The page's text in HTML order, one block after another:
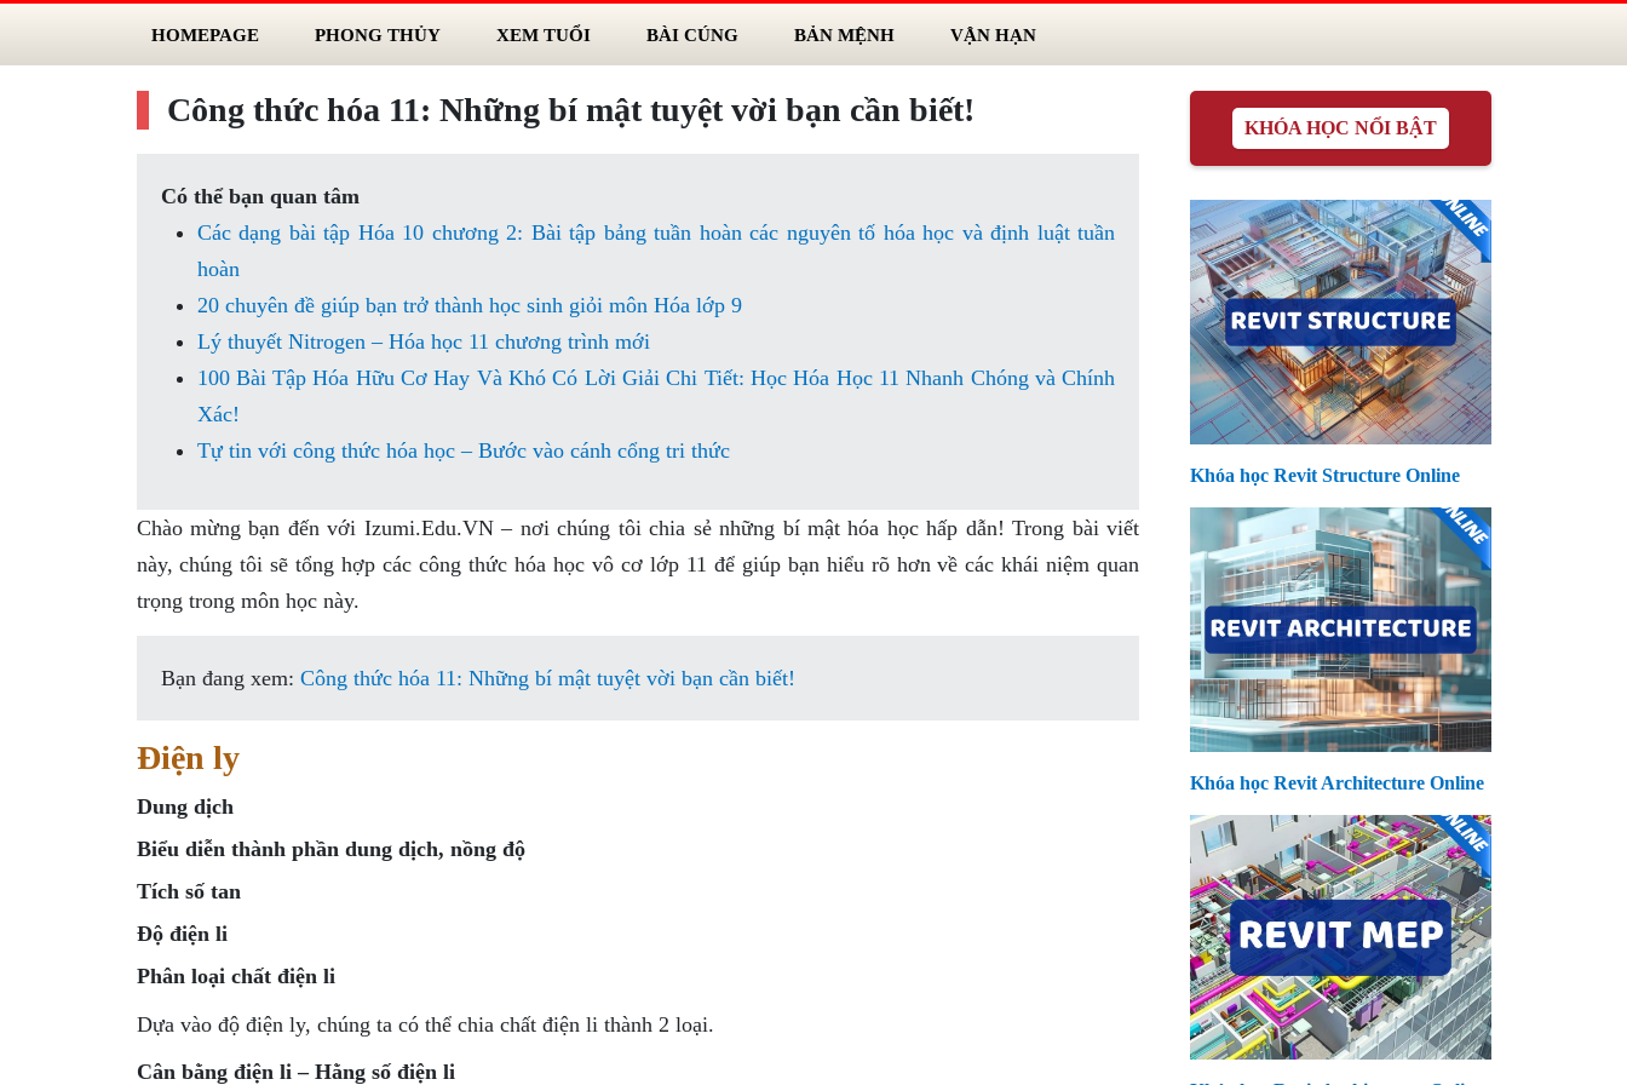
HOMEPAGE PHONG THỦY XEM TUỔI BÀI CÚNG BẢN MỆNH VẬN HẠN
Công thức hóa 11: Những bí mật tuyệt vời bạn cần biết!
Có thể bạn quan tâm
Các dạng bài tập Hóa 10 chương 2: Bài tập bảng tuần hoàn các nguyên tố hóa học và định luật tuần
hoàn
20 chuyên đề giúp bạn trở thành học sinh giỏi môn Hóa lớp 9
Lý thuyết Nitrogen – Hóa học 11 chương trình mới
100 Bài Tập Hóa Hữu Cơ Hay Và Khó Có Lời Giải Chi Tiết: Học Hóa Học 11 Nhanh Chóng và Chính
Xác!
Tự tin với công thức hóa học – Bước vào cánh cổng tri thức
Chào mừng bạn đến với Izumi.Edu.VN – nơi chúng tôi chia sẻ những bí mật hóa học hấp dẫn! Trong bài viết
này, chúng tôi sẽ tổng hợp các công thức hóa học vô cơ lớp 11 để giúp bạn hiểu rõ hơn về các khái niệm quan
trọng trong môn học này.
Bạn đang xem: Công thức hóa 11: Những bí mật tuyệt vời bạn cần biết!
Điện ly
Dung dịch
Biểu diễn thành phần dung dịch, nồng độ
Tích số tan
Độ điện li
Phân loại chất điện li
Dựa vào độ điện ly, chúng ta có thể chia chất điện li thành 2 loại.
Cân bằng điện li – Hằng số điện li
KHÓA HỌC NỔI BẬT
Khóa học Revit Structure Online
Khóa học Revit Architecture Online